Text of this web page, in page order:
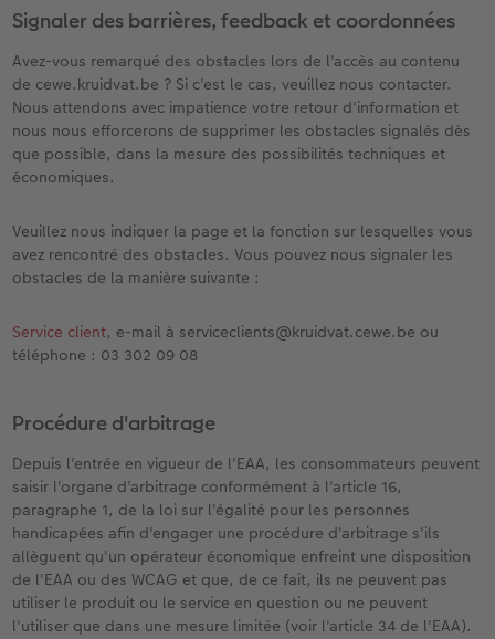
Signaler des barrières, feedback et coordonnées
Avez-vous remarqué des obstacles lors de l'accès au contenu
de cewe.kruidvat.be ? Si c'est le cas, veuillez nous contacter.
Nous attendons avec impatience votre retour d'information et
nous nous efforcerons de supprimer les obstacles signalés dès
que possible, dans la mesure des possibilités techniques et
économiques.
Veuillez nous indiquer la page et la fonction sur lesquelles vous
avez rencontré des obstacles. Vous pouvez nous signaler les
obstacles de la manière suivante :
Service client, e-mail à serviceclients@kruidvat.cewe.be ou
téléphone : 03 302 09 08
Procédure d'arbitrage
Depuis l'entrée en vigueur de l'EAA, les consommateurs peuvent
saisir l'organe d'arbitrage conformément à l'article 16,
paragraphe 1, de la loi sur l'égalité pour les personnes
handicapées afin d'engager une procédure d'arbitrage s'ils
allèguent qu'un opérateur économique enfreint une disposition
de l'EAA ou des WCAG et que, de ce fait, ils ne peuvent pas
utiliser le produit ou le service en question ou ne peuvent
l'utiliser que dans une mesure limitée (voir l'article 34 de l'EAA).